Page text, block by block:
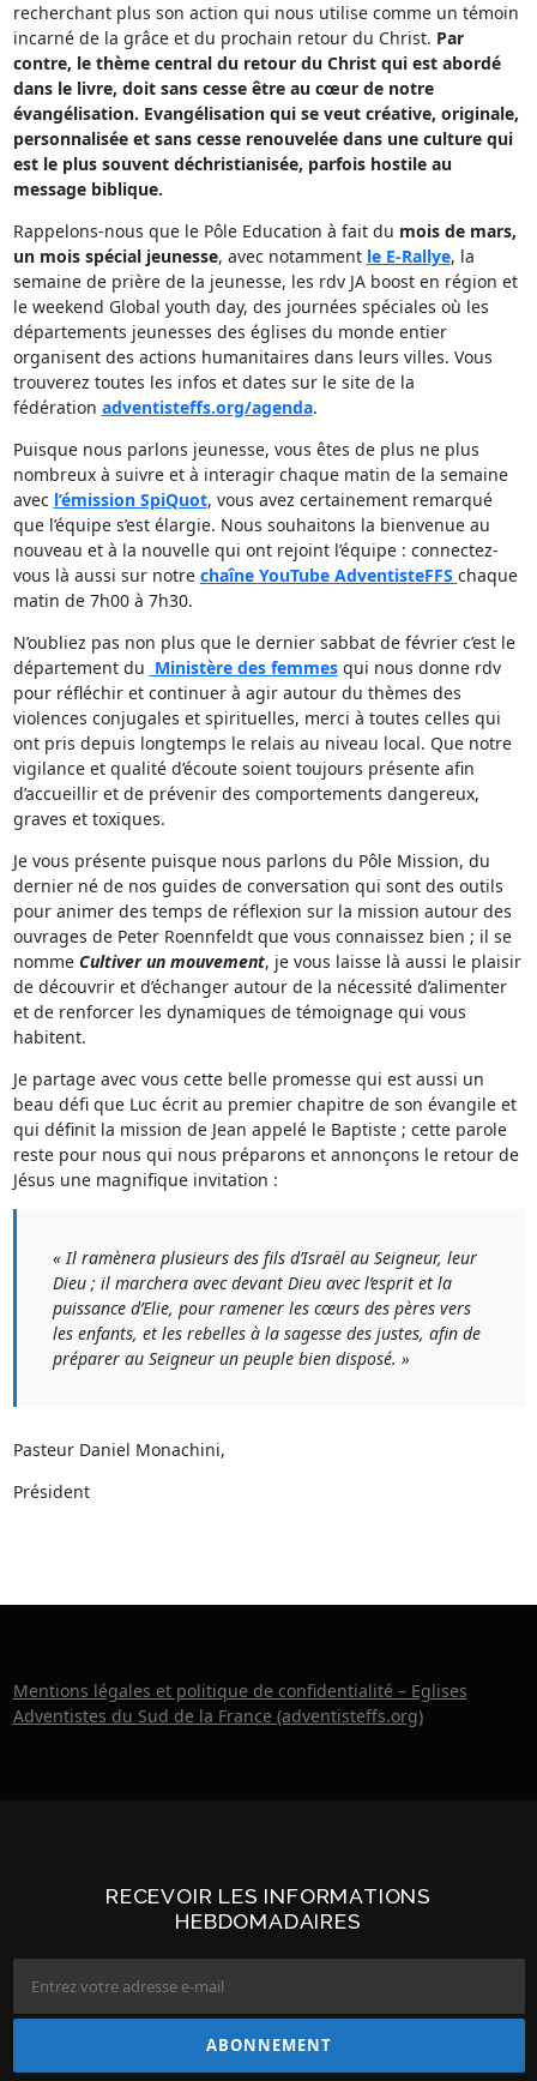
recherchant plus son action qui nous utilise comme un témoin
incarné de la grâce et du prochain retour du Christ. Par
contre, le thème central du retour du Christ qui est abordé
dans le livre, doit sans cesse être au cœur de notre
évangélisation. Evangélisation qui se veut créative, originale,
personnalisée et sans cesse renouvelée dans une culture qui
est le plus souvent déchristianisée, parfois hostile au
message biblique.
Rappelons-nous que le Pôle Education à fait du mois de mars,
un mois spécial jeunesse, avec notamment le E-Rallye, la
semaine de prière de la jeunesse, les rdv JA boost en région et
le weekend Global youth day, des journées spéciales où les
départements jeunesses des églises du monde entier
organisent des actions humanitaires dans leurs villes. Vous
trouverez toutes les infos et dates sur le site de la
fédération adventisteffs.org/agenda.
Puisque nous parlons jeunesse, vous êtes de plus ne plus
nombreux à suivre et à interagir chaque matin de la semaine
avec l’émission SpiQuot, vous avez certainement remarqué
que l’équipe s’est élargie. Nous souhaitons la bienvenue au
nouveau et à la nouvelle qui ont rejoint l’équipe : connectez-
vous là aussi sur notre chaîne YouTube AdventisteFFS chaque
matin de 7h00 à 7h30.
N’oubliez pas non plus que le dernier sabbat de février c’est le
département du Ministère des femmesqui nous donne rdv
pour réfléchir et continuer à agir autour du thèmes des
violences conjugales et spirituelles, merci à toutes celles qui
ont pris depuis longtemps le relais au niveau local. Que notre
vigilance et qualité d’écoute soient toujours présente afin
d’accueillir et de prévenir des comportements dangereux,
graves et toxiques.
Je vous présente puisque nous parlons du Pôle Mission, du
dernier né de nos guides de conversation qui sont des outils
pour animer des temps de réflexion sur la mission autour des
ouvrages de Peter Roennfeldt que vous connaissez bien ; il se
nomme Cultiver un mouvement, je vous laisse là aussi le plaisir
de découvrir et d’échanger autour de la nécessité d’alimenter
et de renforcer les dynamiques de témoignage qui vous
habitent.
Je partage avec vous cette belle promesse qui est aussi un
beau défi que Luc écrit au premier chapitre de son évangile et
qui définit la mission de Jean appelé le Baptiste ; cette parole
reste pour nous qui nous préparons et annonçons le retour de
Jésus une magnifique invitation :
« Il ramènera plusieurs des fils d’Israël au Seigneur, leur
Dieu ; il marchera avec devant Dieu avec l’esprit et la
puissance d’Elie, pour ramener les cœurs des pères vers
les enfants, et les rebelles à la sagesse des justes, afin de
préparer au Seigneur un peuple bien disposé. »
Pasteur Daniel Monachini,
Président
Mentions légales et politique de confidentialité – Eglises
Adventistes du Sud de la France (adventisteffs.org)
RECEVOIR LES INFORMATIONS
HEBDOMADAIRES